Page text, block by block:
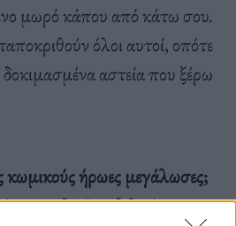
μωρό κάπου από κάτω σου.
όλοι αυτοί, οπότε
αστεία που ξέρω
κωμικούς ήρωες μεγάλωσες;
μου: ειδικά ο αδελφός και η